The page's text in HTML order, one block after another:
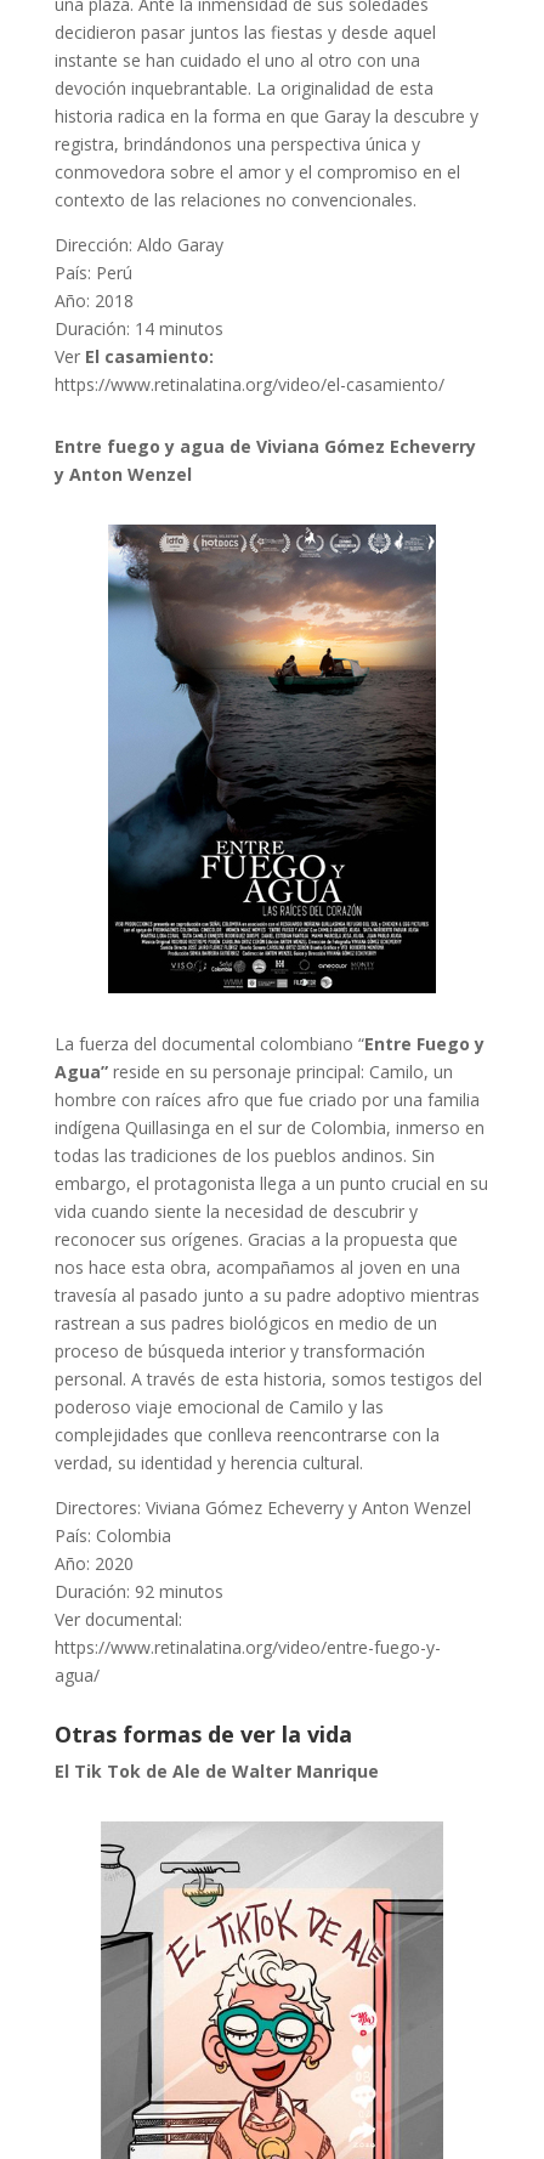
decidieron pasar juntos las fiestas y desde aquel
instante se han cuidado el uno al otro con una
devoción inquebrantable. La originalidad de esta
historia radica en la forma en que Garay la descubre y
registra, brindándonos una perspectiva única y
conmovedora sobre el amor y el compromiso en el
contexto de las relaciones no convencionales.
Dirección: Aldo Garay
País: Perú
Año: 2018
Duración: 14 minutos
Ver El casamiento:
https://www.retinalatina.org/video/el-casamiento/
Entre fuego y agua de Viviana Gómez Echeverry
y Anton Wenzel
La fuerza del documental colombiano “Entre Fuego y
Agua” reside en su personaje principal: Camilo, un
hombre con raíces afro que fue criado por una familia
indígena Quillasinga en el sur de Colombia, inmerso en
todas las tradiciones de los pueblos andinos. Sin
embargo, el protagonista llega a un punto crucial en su
vida cuando siente la necesidad de descubrir y
reconocer sus orígenes. Gracias a la propuesta que
nos hace esta obra, acompañamos al joven en una
travesía al pasado junto a su padre adoptivo mientras
rastrean a sus padres biológicos en medio de un
proceso de búsqueda interior y transformación
personal. A través de esta historia, somos testigos del
poderoso viaje emocional de Camilo y las
complejidades que conlleva reencontrarse con la
verdad, su identidad y herencia cultural.
Directores: Viviana Gómez Echeverry y Anton Wenzel
País: Colombia
Año: 2020
Duración: 92 minutos
Ver documental:
https://www.retinalatina.org/video/entre-fuego-y-
agua/
Otras formas de ver la vida
El Tik Tok de Ale de Walter Manrique